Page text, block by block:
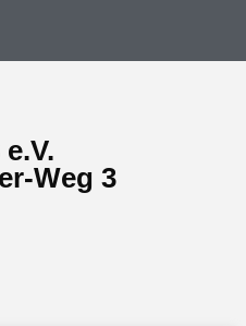
Weg 3